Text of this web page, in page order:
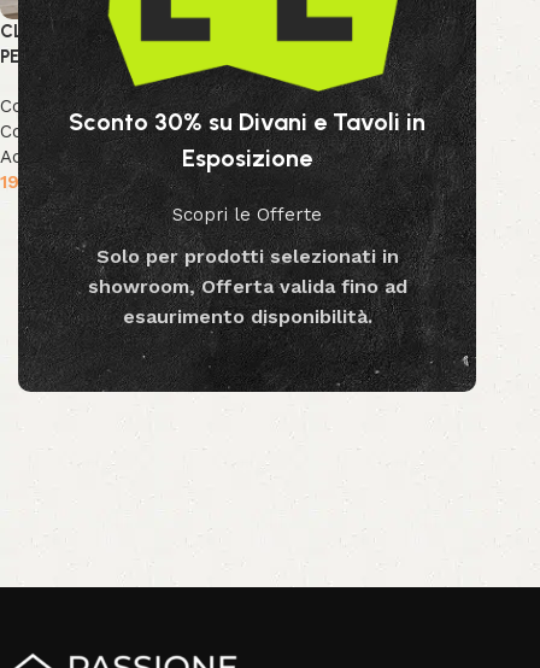
Sconto 30% su Divani e Tavoli in
Esposizione
Scopri le Offerte
Solo per prodotti selezionati in
showroom, Offerta valida fino ad
esaurimento disponibilità.
CLESSIDRA KRONOS
PERLATO-BLU
Collezione Bizzotto ,
Collezione Decor ,Decor &
Accessori
19.90
Aggiungi al carrello